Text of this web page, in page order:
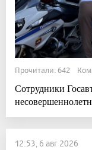
Прочитали: 642
Сотрудники
12:53, 6 авг 2026